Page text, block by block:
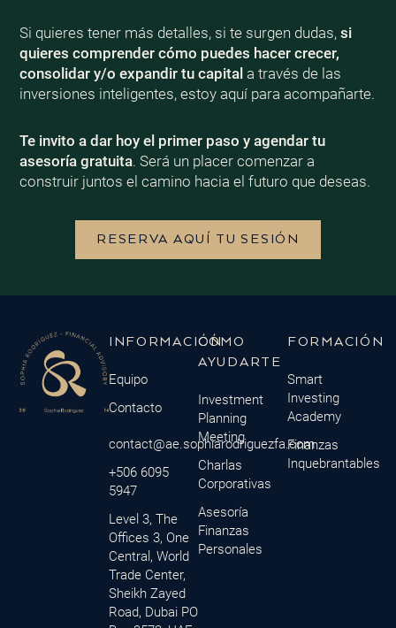
Si quieres tener más detalles, si te surgen dudas, si
quieres comprender cómo puedes hacer crecer,
consolidar y/o expandir tu capitala través de las
inversiones inteligentes, estoy aquí para acompañarte.
Te invito a dar hoy el primer paso y agendar tu
asesoría gratuita. Será un placer comenzar a
construir juntos el camino hacia el futuro que deseas.
RESERVA AQUÍ TU SESIÓN
INFORMACIÓN
Equipo
Contacto
contact@ae.sophiarodriguezfa.com
+506 6095
5947
Level 3, The
Offices 3, One
Central, World
Trade Center,
Sheikh Zayed
Road, Dubai PO
CÓMO
AYUDARTE
Investment
Planning
Meeting
Charlas
Corporativas
Asesoría
Finanzas
Personales
FORMACIÓN
Smart
Investing
Academy
Finanzas
Inquebrantables